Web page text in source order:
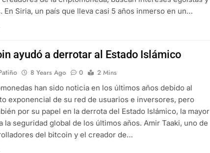
En Siria, un país que lleva casi 5 años inmerso en un…
ayudó a derrotar al Estado Islámico
8 Years Ago 0
2 Mins
han sido noticia en los últimos años debido al
exponencial de su red de usuarios e inversores, pero
por su papel en la derrota del Estado Islámico, la mayor
la seguridad global de los últimos años. Amir Taaki, uno de
del bitcoin y el creador de…